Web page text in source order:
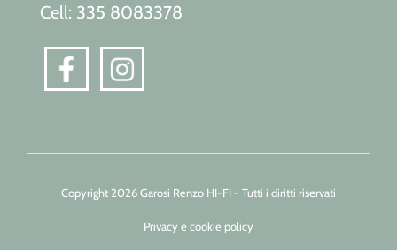
Cell: 335 8083378
Copyright 2026 Garosi Renzo HI-FI - Tutti i diritti riservati
Privacy e cookie policy